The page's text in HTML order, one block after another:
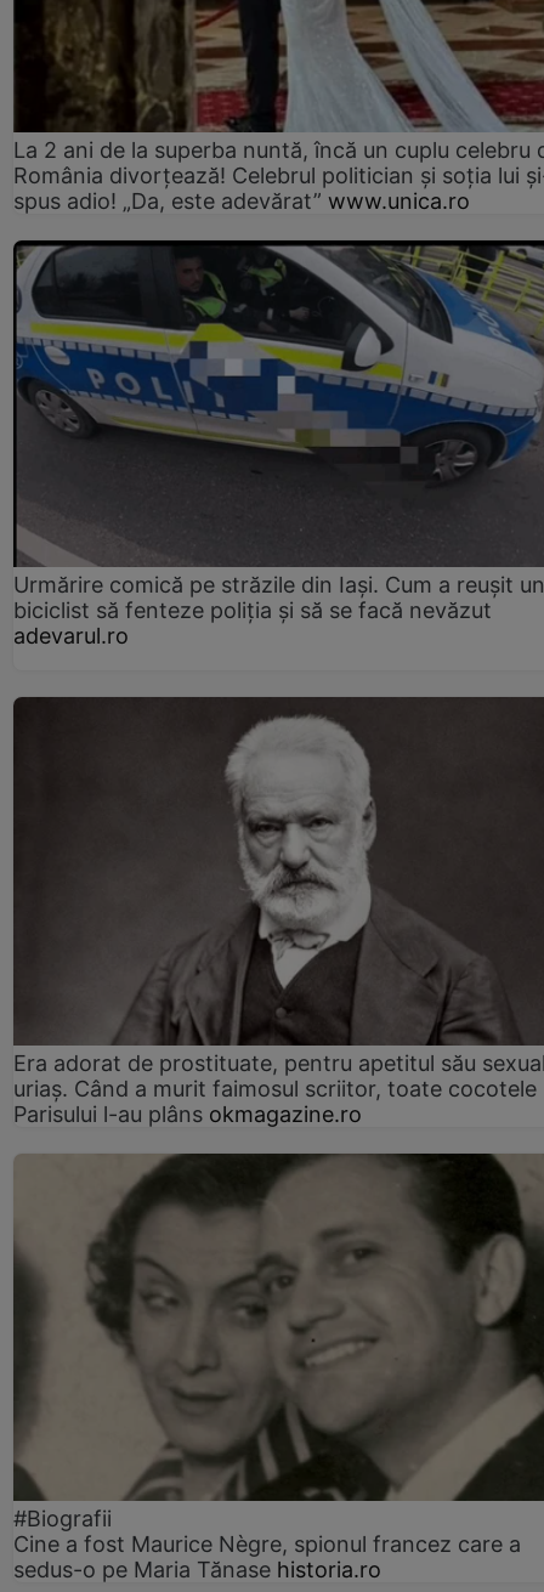
La 2 ani de la superba nuntă, încă un cuplu celebru
România divorțează! Celebrul politician și soția lui
spus adio! „Da, este adevărat” www.unica.ro
Urmărire comică pe străzile din Iași. Cum a reușit un
biciclist să fenteze poliția și să se facă nevăzut
adevarul.ro
Era adorat de prostituate, pentru apetitul său
uriaș. Când a murit faimosul scriitor, toate cocotele
Parisului l-au plâns okmagazine.ro
#Biografii
Cine a fost Maurice Nègre, spionul francez care a
sedus-o pe Maria Tănase historia.ro